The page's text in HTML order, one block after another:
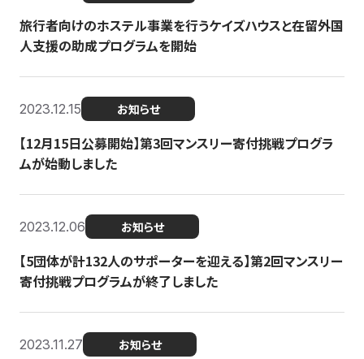
旅行者向けのホステル事業を行うケイズハウスと在留外国
人支援の助成プログラムを開始
2023.12.15 お知らせ
【12月15日公募開始】第3回マンスリー寄付挑戦プログラ
ムが始動しました
2023.12.06 お知らせ
【5団体が計132人のサポーターを迎える】第2回マンスリー
寄付挑戦プログラムが終了しました
2023.11.27 お知らせ